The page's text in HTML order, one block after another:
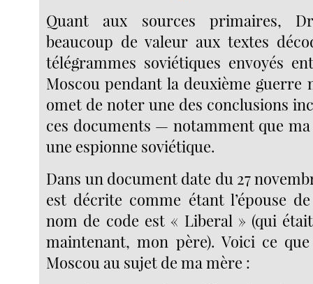
Quant aux sources primaires,
beaucoup de valeur aux textes
télégrammes soviétiques envoyés
Moscou pendant la deuxième guerre
omet de noter une des conclusions
ces documents — notamment que ma
une espionne soviétique.
Dans un document date du 27
est décrite comme étant l’épouse
nom de code est « Liberal » (qui
maintenant, mon père). Voici ce
Moscou au sujet de ma mère :